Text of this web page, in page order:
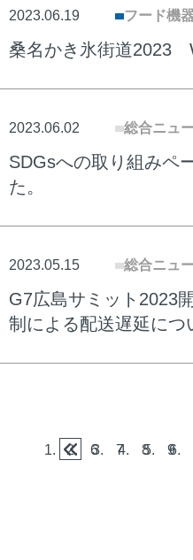
2023.06.19 フード機
桑名かき氷街道2023
2023.06.02 総合ニュ
SDGsへの取り組みペ
た。
2023.05.15 総合ニュ
G7広島サミット2023
制による配送遅延につ
6 7 8 9